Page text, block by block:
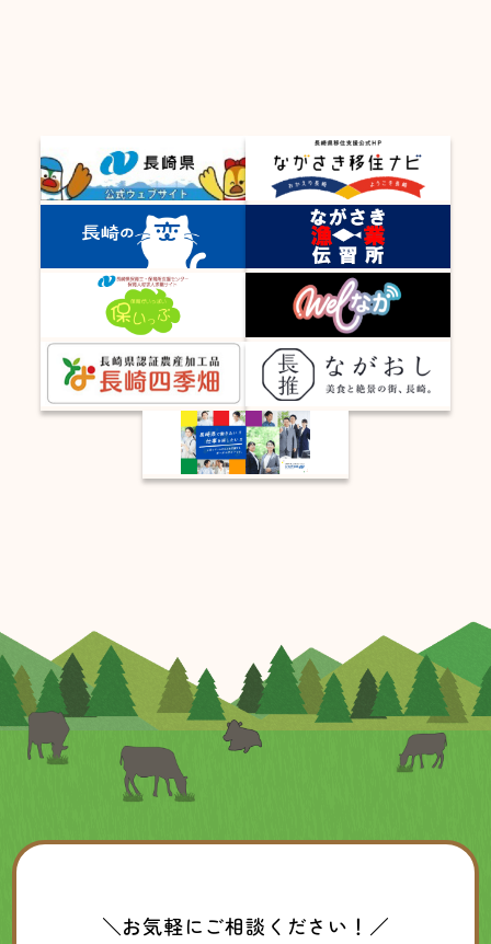
＼お気軽にご相談ください！／